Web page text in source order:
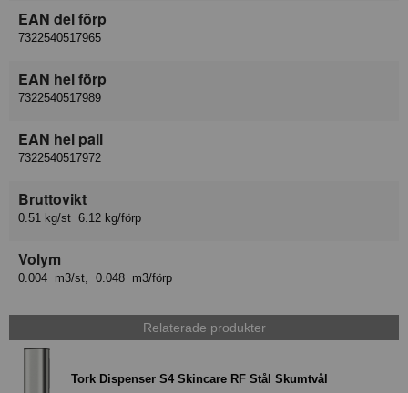
EAN del förp
7322540517965
EAN hel förp
7322540517989
EAN hel pall
7322540517972
Bruttovikt
0.51 kg/st 6.12 kg/förp
Volym
0.004 m3/st, 0.048 m3/förp
Relaterade produkter
Tork Dispenser S4 Skincare RF Stål Skumtvål